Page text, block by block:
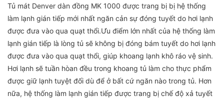
Tủ mát Denver dàn đồng MK 1000 được trang bị bị hệ thống
làm lạnh gián tiếp mới nhất ngăn cản sự đóng tuyết do hơi lạnh
được đưa vào qua quạt thổi.Ưu điểm lớn nhất của hệ thống làm
lạnh gián tiếp là lòng tủ sẽ không bị đóng bám tuyết do hơi lạnh
được đưa vào qua quạt thổi, giúp khoang lạnh khô ráo vệ sinh.
Hơi lạnh sẽ tuần hòan đều trong khoang tủ làm cho thực phẩm
được giữ lạnh tuyệt đối dù để ở bất cứ ngăn nào trong tủ. Hơn
nữa, hệ thống làm lạnh gián tiếp được trang bị chế độ xả tuyết